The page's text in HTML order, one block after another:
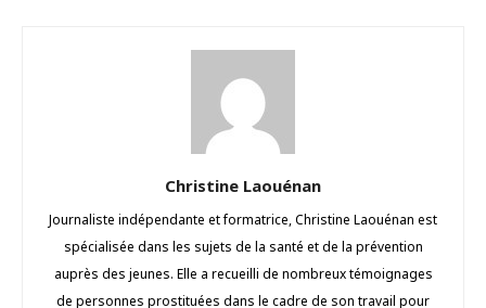
Christine Laouénan
Journaliste indépendante et formatrice, Christine Laouénan est
spécialisée dans les sujets de la santé et de la prévention
auprès des jeunes. Elle a recueilli de nombreux témoignages
de personnes prostituées dans le cadre de son travail pour